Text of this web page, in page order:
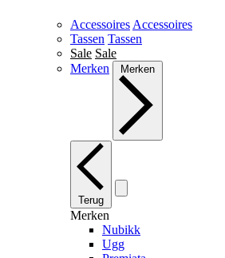
Accessoires Accessoires
Tassen Tassen
Sale Sale
Merken
Merken
Terug
Merken
Nubikk
Ugg